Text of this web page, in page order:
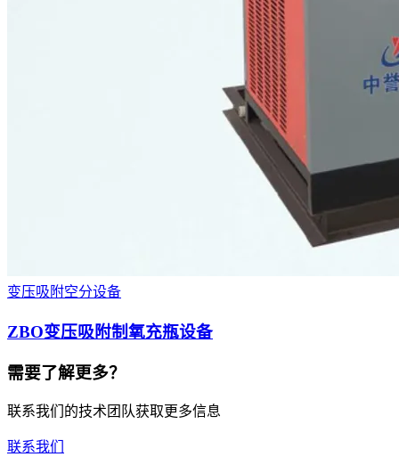
变压吸附空分设备
ZBO变压吸附制氧充瓶设备
需要了解更多？
联系我们的技术团队获取更多信息
联系我们